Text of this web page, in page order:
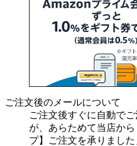
ご注文後のメールについて
ご注文後すぐに自動で
が、あらためて当店か
プ】ご注文を承りまし